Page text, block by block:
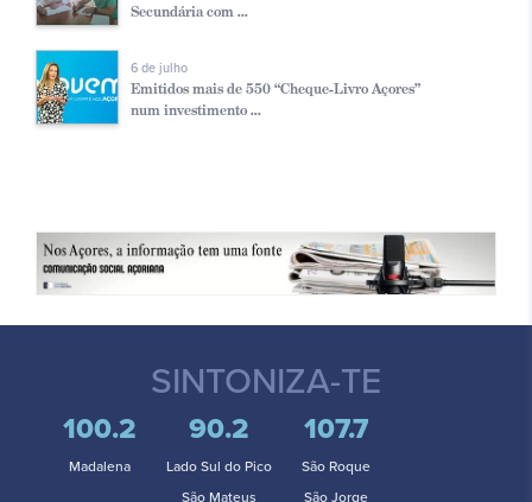
Secundária com ...
6 de julho
Emitidos mais de 550 “Cheque-Livro Açores”
num investimento ...
SINTONIZA-TE
100.2
Madalena
90.2
Lado Sul do Pico
São Mateus
107.7
São Roque
São Jorge